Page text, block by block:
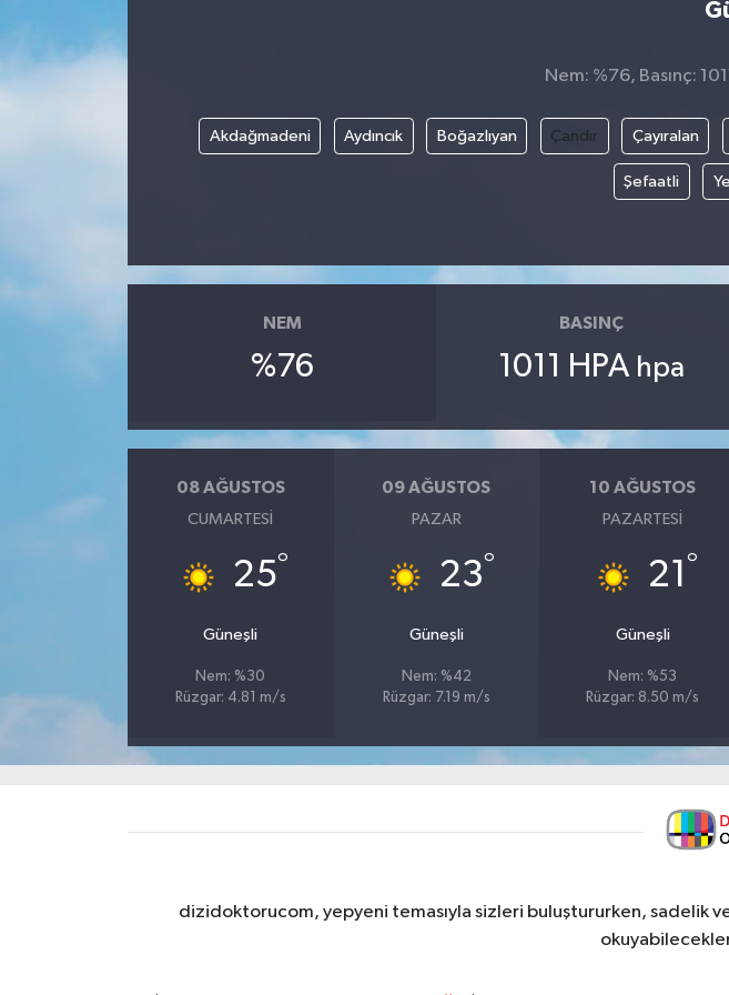
Nem: %76, Basınç:
Akdağmadeni Aydıncık Boğazlıyan Çandır Çayıralan
Şefaatli
NEM
%76
BASINÇ
1011 HPA hpa
08 AĞUSTOS
CUMARTESI
25°
Güneşli
Nem: %30
Rüzgar: 4.81 m/s
09 AĞUSTOS
PAZAR
23°
Güneşli
Nem: %42
Rüzgar: 7.19 m/s
10 AĞUSTOS
PAZARTESI
21 °
Güneşli
Nem: %53
Rüzgar: 8.50 m/s
dizidoktorucom, yepyeni temasıyla sizleri buluştururken, sadelik